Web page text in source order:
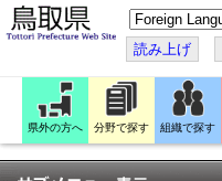
こ
の
ペ
ー
ジ
翻
訳
す
る
読み上げ
県外の方へ 分野で探す 組織で探す